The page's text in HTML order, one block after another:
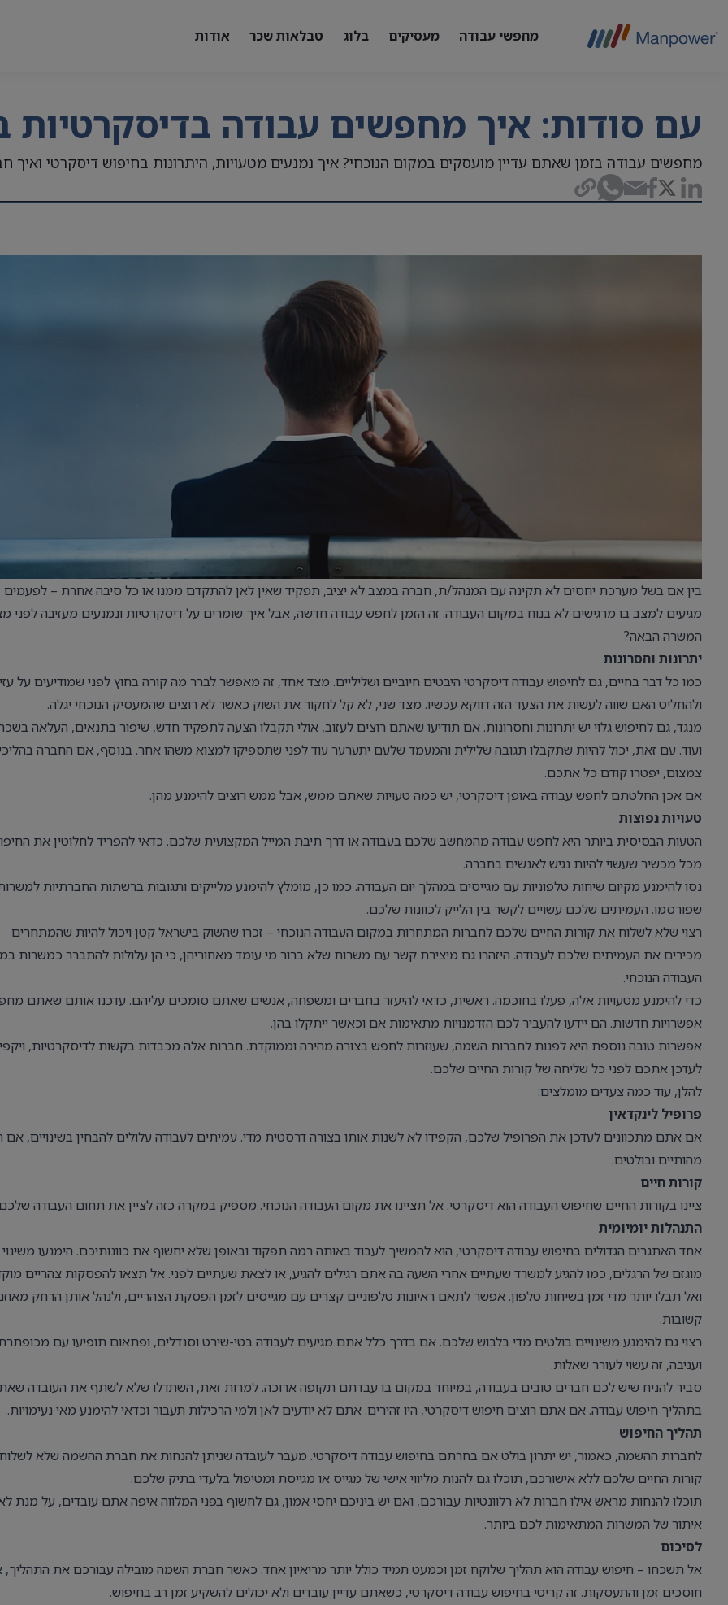
מחפשי עבודה מעסיקים בלוג טבלאות שכר אודות
עם סודות: איך מחפשים עבודה בדיסקרטיות
מחפשים עבודה בזמן שאתם עדיין מועסקים במקום הנוכחי? איך נמנעים מטעויות, היתרונות בחיפוש דיסקרטי ואיך
בין אם בשל מערכת יחסים לא תקינה עם המנהל/ת, חברה במצב לא יציב, תפקיד שאין לאן להתקדם ממנו או כל סיבה אחרת – לפעמים
מגיעים למצב בו מרגישים לא בנוח במקום העבודה. זה הזמן לחפש עבודה חדשה, אבל איך שומרים על דיסקרטיות ונמנעים מעזיבה לפני
המשרה הבאה?
יתרונות וחסרונות
כמו כל דבר בחיים, גם לחיפוש עבודה דיסקרטי היבטים חיוביים ושליליים. מצד אחד, זה מאפשר לברר מה קורה בחוץ לפני שמודיעים על
ולהחליט האם שווה לעשות את הצעד הזה דווקא עכשיו. מצד שני, לא קל לחקור את השוק כאשר לא רוצים שהמעסיק הנוכחי יגלה.
מנגד, גם לחיפוש גלוי יש יתרונות וחסרונות. אם תודיעו שאתם רוצים לעזוב, אולי תקבלו הצעה לתפקיד חדש, שיפור בתנאים, העלאה
ועוד. עם זאת, יכול להיות שתקבלו תגובה שלילית והמעמד שלעם יתערער עוד לפני שתספיקו למצוא משהו אחר. בנוסף, אם החברה
צמצום, יפטרו קודם כל אתכם.
אם אכן החלטתם לחפש עבודה באופן דיסקרטי, יש כמה טעויות שאתם ממש, אבל ממש רוצים להימנע מהן.
טעויות נפוצות
הטעות הבסיסית ביותר היא לחפש עבודה מהמחשב שלכם בעבודה או דרך תיבת המייל המקצועית שלכם. כדאי להפריד לחלוטין את
מכל מכשיר שעשוי להיות נגיש לאנשים בחברה.
נסו להימנע מקיום שיחות טלפוניות עם מגייסים במהלך יום העבודה. כמו כן, מומלץ להימנע מלייקים ותגובות ברשתות החברתיות
שפורסמו. העמיתים שלכם עשויים לקשר בין הלייק לכוונות שלכם.
רצוי שלא לשלוח את קורות החיים שלכם לחברות המתחרות במקום העבודה הנוכחי – זכרו שהשוק בישראל קטן ויכול להיות שהמתחרים
מכירים את העמיתים שלכם לעבודה. היזהרו גם מיצירת קשר עם משרות שלא ברור מי עומד מאחוריהן, כי הן עלולות להתברר כמשרות
העבודה הנוכחי.
כדי להימנע מטעויות אלה, פעלו בחוכמה. ראשית, כדאי להיעזר בחברים ומשפחה, אנשים שאתם סומכים עליהם. עדכנו אותם שאתם
אפשרויות חדשות. הם יידעו להעביר לכם הזדמנויות מתאימות אם וכאשר ייתקלו בהן.
אפשרות טובה נוספת היא לפנות לחברות השמה, שעוזרות לחפש בצורה מהירה וממוקדת. חברות אלה מכבדות בקשות לדיסקרטיות,
לעדכן אתכם לפני כל שליחה של קורות החיים שלכם.
להלן, עוד כמה צעדים מומלצים:
פרופיל לינקדאין
אם אתם מתכוונים לעדכן את הפרופיל שלכם, הקפידו לא לשנות אותו בצורה דרסטית מדי. עמיתים לעבודה עלולים להבחין בשינויים, אם
מהותיים ובולטים.
קורות חיים
ציינו בקורות החיים שחיפוש העבודה הוא דיסקרטי. אל תציינו את מקום העבודה הנוכחי. מספיק במקרה כזה לציין את תחום העבודה
התנהלות יומיומית
אחד האתגרים הגדולים בחיפוש עבודה דיסקרטי, הוא להמשיך לעבוד באותה רמה תפקוד ובאופן שלא יחשוף את כוונותיכם. הימנעו משינוי
מוגזם של הרגלים, כמו להגיע למשרד שעתיים אחרי השעה בה אתם רגילים להגיע, או לצאת שעתיים לפני. אל תצאו להפסקות צהריים
ואל תבלו יותר מדי זמן בשיחות טלפון. אפשר לתאם ראיונות טלפוניים קצרים עם מגייסים לזמן הפסקת הצהריים, ולנהל אותן הרחק
קשובות.
רצוי גם להימנע משינויים בולטים מדי בלבוש שלכם. אם בדרך כלל אתם מגיעים לעבודה בטי-שירט וסנדלים, ופתאום תופיעו עם
ועניבה, זה עשוי לעורר שאלות.
סביר להניח שיש לכם חברים טובים בעבודה, במיוחד במקום בו עבדתם תקופה ארוכה. למרות זאת, השתדלו שלא לשתף את העובדה
בתהליך חיפוש עבודה. אם אתם רוצים חיפוש דיסקרטי, היו זהירים. אתם לא יודעים לאן ולמי הרכילות תעבור וכדאי להימנע מאי נעימויות.
תהליך החיפוש
לחברות ההשמה, כאמור, יש יתרון בולט אם בחרתם בחיפוש עבודה דיסקרטי. מעבר לעובדה שניתן להנחות את חברת ההשמה שלא
קורות החיים שלכם ללא אישורכם, תוכלו גם להנות מליווי אישי של מגייס או מגייסת ומטיפול בלעדי בתיק שלכם.
תוכלו להנחות מראש אילו חברות לא רלוונטיות עבורכם, ואם יש ביניכם יחסי אמון, גם לחשוף בפני המלווה איפה אתם עובדים, על מנת
איתור של המשרות המתאימות לכם ביותר.
לסיכום
אל תשכחו – חיפוש עבודה הוא תהליך שלוקח זמן וכמעט תמיד כולל יותר מריאיון אחד. כאשר חברת השמה מובילה עבורכם את
חוסכים זמן והתעסקות. זה קריטי בחיפוש עבודה דיסקרטי, כשאתם עדיין עובדים ולא יכולים להשקיע זמן רב בחיפוש.